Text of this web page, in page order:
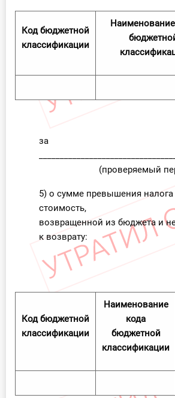
Код бюджетной
классификации
за
(проверяемый
5) о сумме превышения
стоимость,
возвращенной из бюджета и
к возврату:
Код бюджетной
классификации
Наименование
кода
бюджетной
классификации